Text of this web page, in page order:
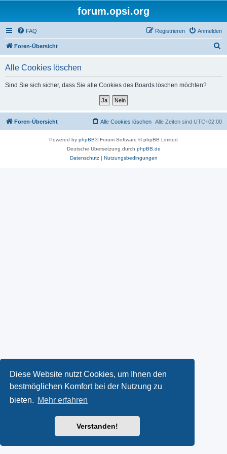
Diese Website nutzt Cookies, um Ihnen den
bestmöglichen Komfort bei der Nutzung zu
bieten. Mehr erfahren
Verstanden!
forum.opsi.org
FAQ Anmelden
Registrieren
Foren-Übersicht
Alle Cookies löschen
Sind Sie sich sicher, dass Sie alle Cookies des Boards löschen möchten?
Foren-Übersicht Alle Zeiten sind UTC+02:00
Alle Cookies löschen
Powered by phpBB® Forum Software © phpBB Limited
Deutsche Übersetzung durch phpBB.de
Datenschutz| Nutzungsbedingungen